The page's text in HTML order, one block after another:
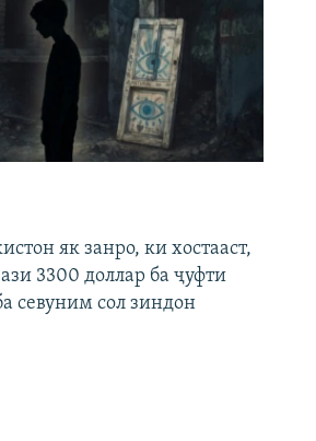
як занро, ки хостааст,
3300 доллар ба ҷуфти
севуним сол зиндон